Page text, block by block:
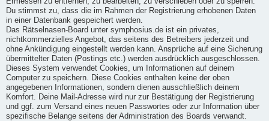
Du stimmst zu, dass die im Rahmen der Registrierung erhobenen Daten
in einer Datenbank gespeichert werden.
Das Rätselnasen-Board unter symphosius.de ist ein privates,
nichtkommerzielles Angebot, das seitens des Betreibers jederzeit und
ohne Ankündigung eingestellt werden kann. Ansprüche auf eine Sicherung
übermittelter Daten (Postings etc.) werden ausdrücklich ausgeschlossen.
Dieses System verwendet Cookies, um Informationen auf deinem
Computer zu speichern. Diese Cookies enthalten keine der oben
angegebenen Informationen, sondern dienen ausschließlich deinem
Komfort. Deine Mail-Adresse wird nur zur Bestätigung der Registrierung
und ggf. zum Versand eines neuen Passwortes oder zur Information über
spezifische Belange seitens der Administration des Boards verwandt.